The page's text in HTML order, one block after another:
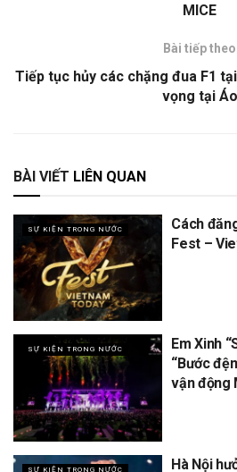
MICE
Bài tiếp theo
Tiếp tục hủy các chặng đua F1
vọng tại Áo
BÀI VIẾT LIÊN QUAN
SỰ KIỆN TRONG NƯỚC
Cách
Fest –
SỰ KIỆN TRONG NƯỚC
Em Xinh
“Bước
vận động
SỰ KIỆN TRONG NƯỚC
Hà Nội